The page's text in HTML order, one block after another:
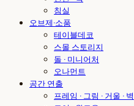
침실
오브제·소품
테이블데코
스몰 스토리지
돌 · 미니어처
오나먼트
공간 연출
프레임 · 그림 · 거울 · 벽